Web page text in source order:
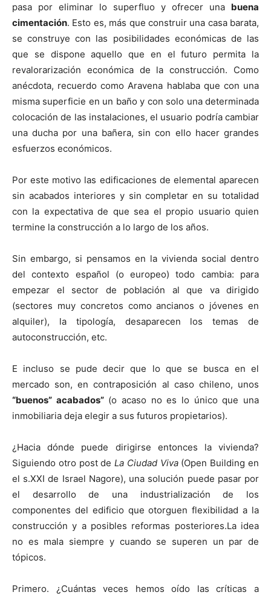
pasa por eliminar lo superfluo y ofrecer una buena
cimentación. Esto es, más que construir una casa barata,
se construye con las posibilidades económicas de las
que se dispone aquello que en el futuro permita la
revalorarización económica de la construcción. Como
anécdota, recuerdo como Aravena hablaba que con una
misma superficie en un baño y con solo una determinada
colocación de las instalaciones, el usuario podría cambiar
una ducha por una bañera, sin con ello hacer grandes
esfuerzos económicos.
Por este motivo las edificaciones de elemental aparecen
sin acabados interiores y sin completar en su totalidad
con la expectativa de que sea el propio usuario quien
termine la construcción a lo largo de los años.
Sin embargo, si pensamos en la vivienda social dentro
del contexto español (o europeo) todo cambia: para
empezar el sector de población al que va dirigido
(sectores muy concretos como ancianos o jóvenes en
alquiler), la tipología, desaparecen los temas de
autoconstrucción, etc.
E incluso se pude decir que lo que se busca en el
mercado son, en contraposición al caso chileno, unos
“buenos” acabados”(o acaso no es lo único que una
inmobiliaria deja elegir a sus futuros propietarios).
¿Hacia dónde puede dirigirse entonces la vivienda?
Siguiendo otro post deLa Ciudad Viva(Open Building en
el s.XXI de Israel Nagore), una solución puede pasar por
el desarrollo de una industrialización de los
componentes del edificio que otorguen flexibilidad a la
construcción y a posibles reformas posteriores.La idea
no es mala siempre y cuando se superen un par de
tópicos.
Primero. ¿Cuántas veces hemos oído las críticas a